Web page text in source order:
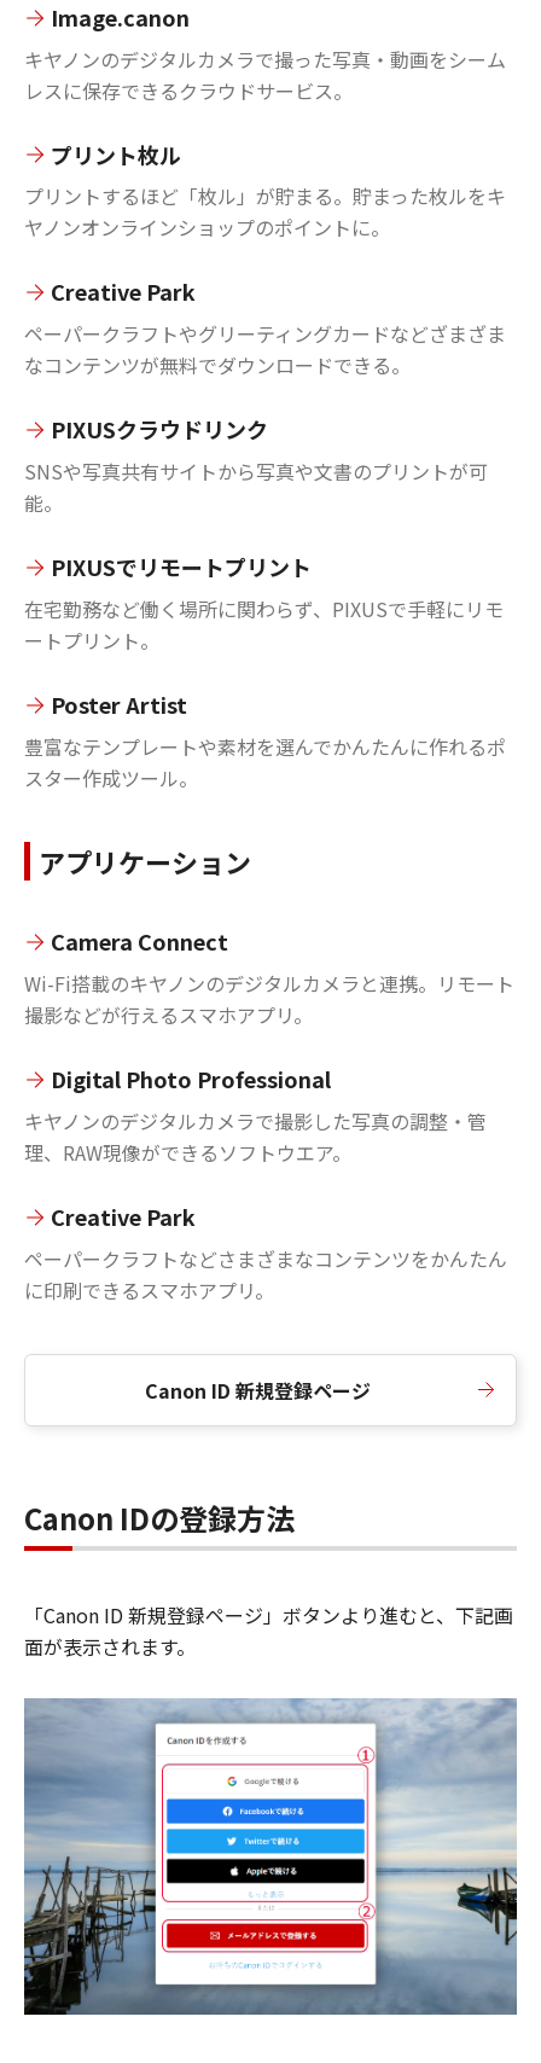
Image.canon
キヤノンのデジタルカメラで撮った写真・動画をシーム
レスに保存できるクラウドサービス。
プリント枚ル
プリントするほど「枚ル」が貯まる。貯まった枚ルをキ
ヤノンオンラインショップのポイントに。
Creative Park
ペーパークラフトやグリーティングカードなどざまざま
なコンテンツが無料でダウンロードできる。
PIXUSクラウドリンク
SNSや写真共有サイトから写真や文書のプリントが可
能。
PIXUSでリモートプリント
在宅勤務など働く場所に関わらず、PIXUSで手軽にリモ
ートプリント。
Poster Artist
豊富なテンプレートや素材を選んでかんたんに作れるポ
スター作成ツール。
アプリケーション
Camera Connect
Wi-Fi搭載のキヤノンのデジタルカメラと連携。リモート
撮影などが行えるスマホアプリ。
Digital Photo Professional
キヤノンのデジタルカメラで撮影した写真の調整・管
理、RAW現像ができるソフトウエア。
Creative Park
ペーパークラフトなどさまざまなコンテンツをかんたん
に印刷できるスマホアプリ。
Canon ID 新規登録ページ
Canon IDの登録方法
「Canon ID 新規登録ページ」ボタンより進むと、下記画
面が表示されます。